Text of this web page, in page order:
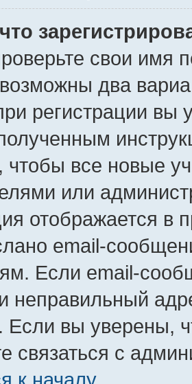
свои имя
два
регистрации вы
чтобы все новые
или
отображается в
email-
Если email-
неправильный
вы уверены,
связаться с
к началу